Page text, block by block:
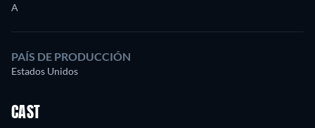
A
PAÍS DE PRODUCCIÓN
Estados Unidos
CAST